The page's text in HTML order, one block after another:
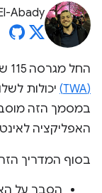
Abady
החל מגרסה 115 של Chrome,
(TWA)
במסמך הזה
האפליקציה
בסוף המדריך
הסבר על